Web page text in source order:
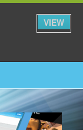
VIEW